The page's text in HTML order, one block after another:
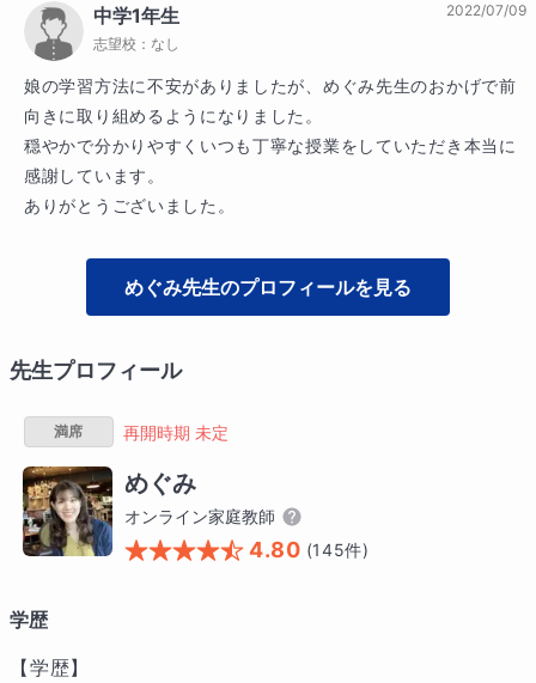
中学1年生
志望校： なし
2022/07/09
娘の学習方法に不安がありましたが、めぐみ先生のおかげで前
向きに取り組めるようになりました。
穏やかで分かりやすくいつも丁寧な授業をしていただき本当に
感謝しています。
ありがとうございました。
めぐみ先生のプロフィールを見る
先生プロフィール
満席 再開時期 未定
めぐみ
オンライン家庭教師
4.80 (145件)
学歴
【学歴】